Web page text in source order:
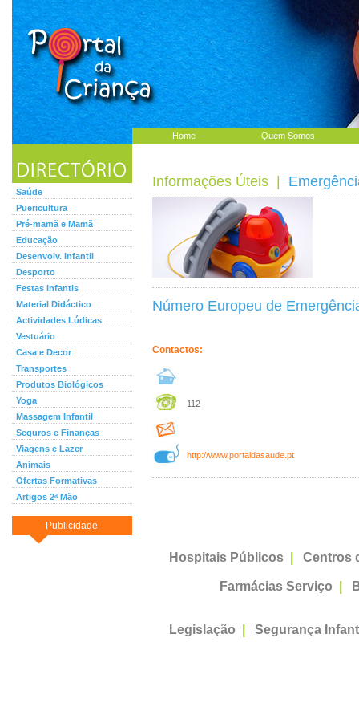
Home Quem Somos
Saúde
Puericultura
Pré-mamã e Mamã
Educação
Desenvolv. Infantil
Desporto
Festas Infantis
Material Didáctico
Actividades Lúdicas
Vestuário
Casa e Decor
Transportes
Produtos Biológicos
Yoga
Massagem Infantil
Seguros e Finanças
Viagens e Lazer
Animais
Ofertas Formativas
Artigos 2ª Mão
Publicidade
Informações Úteis
Número Europeu de
Contactos:
112
http://www.portaldasaude.pt
Hospitais Públicos Centros
Farmácias Serviço
Legislação Segurança